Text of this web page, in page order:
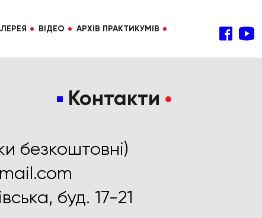
ВІДЕО АРХІВ ПРАКТИКУМІВ
Контакти
безкоштовні)
буд. 17-21